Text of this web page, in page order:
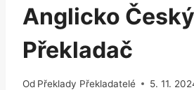
Anglicko Český
Překladač
Od Překlady Překladatelé 5. 11.